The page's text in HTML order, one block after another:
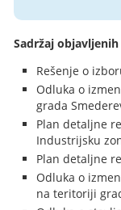
Sadržaj
Rešenje o
Odluka o
grada
Plan detaljne
Industrijsku
Plan detaljne
Odluka o
na teritoriji